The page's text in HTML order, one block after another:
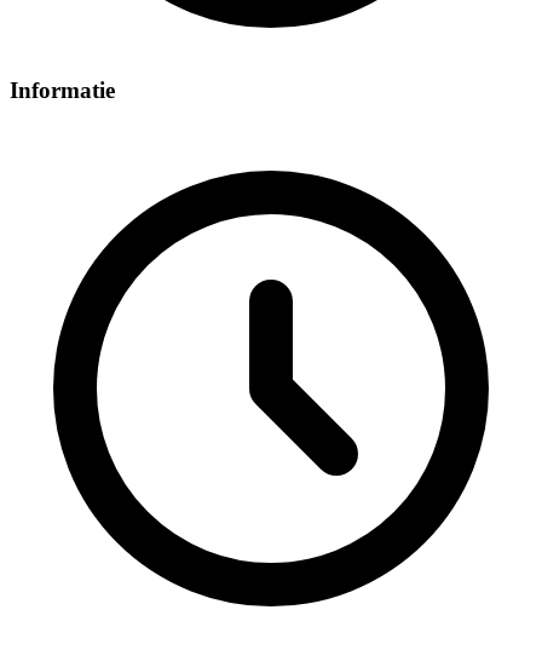
Informatie